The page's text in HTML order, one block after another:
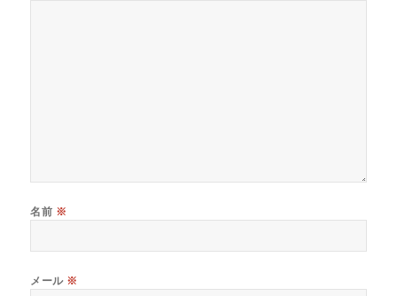
名前 ※
メール ※